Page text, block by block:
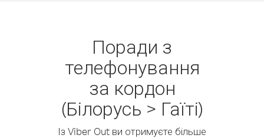
Поради з
телефонування
за кордон
(Білорусь > Гаїті)
Із Viber Out ви отримуєте більше